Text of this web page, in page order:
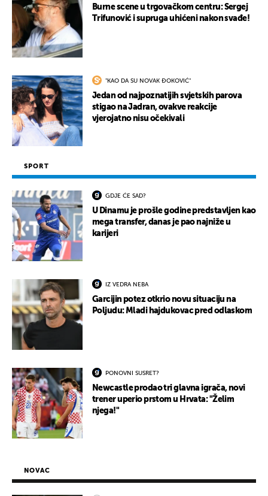
Burne scene u trgovačkom centru: Sergej
Trifunović i supruga uhićeni nakon svađe!
"KAO DA SU NOVAK ĐOKOVIĆ"
Jedan od najpoznatijih svjetskih parova
stigao na Jadran, ovakve reakcije
vjerojatno nisu očekivali
SPORT
GDJE ĆE SAD?
U Dinamu je prošle godine predstavljen kao
mega transfer, danas je pao najniže u
karijeri
IZ VEDRA NEBA
Garcijin potez otkrio novu situaciju na
Poljudu: Mladi hajdukovac pred odlaskom
PONOVNI SUSRET?
Newcastle prodao tri glavna igrača, novi
trener uperio prstom u Hrvata: "Želim
njega!"
NOVAC